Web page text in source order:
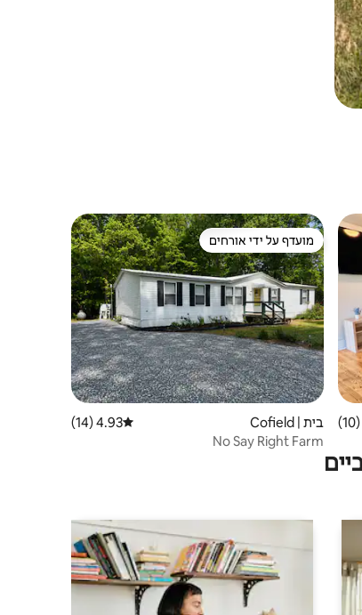
של 5 מתוך 5, 10 ביקורות
מועדף על ידי אורחים
מועדף על ידי אורחים
בית | Cofield דירוג ממוצע של 4.93 מתוך 5, 14 ביקורות
4.93 (14)
No Say Right Farm